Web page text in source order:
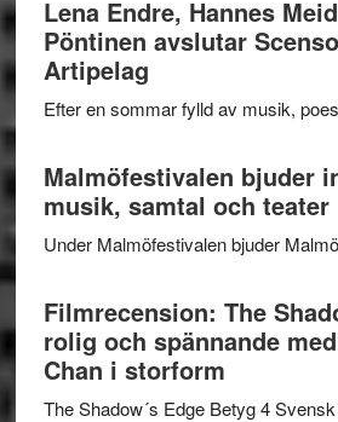
Lena Endre, Hannes
Pöntinen avslutar
Artipelag
Efter en sommar fylld av musik,
Malmöfestivalen bjuder
musik, samtal och teater
Under Malmöfestivalen bjuder
Filmrecension: The
rolig och spännande
Chan i storform
The Shadow´s Edge Betyg 4